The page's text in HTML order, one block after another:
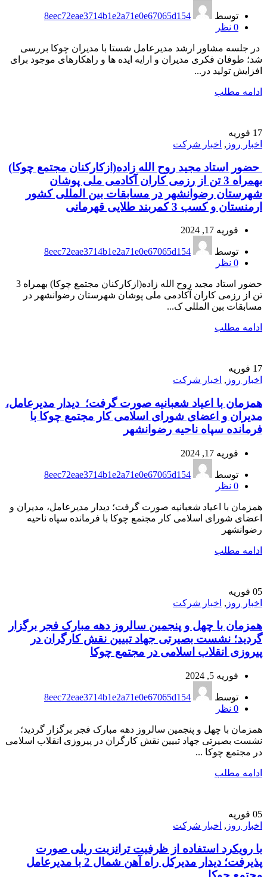
توسط
8eec72eae3714b1e2a71e0e67065d154
0 نظر
️ در جلسه مشاور ارشد مدیرعامل شستا با مدیران چوکا بررسی
شد؛ طوفان فکری مدیران و ارایه ایده ها و راهکارهای موجود برای
افزایش تولید در...
ادامه مطلب
17 فوریه
اخبار روز , اخبار شرکت
حضور استاد مجید روح الله زاده(ازکارکنان مجتمع چوکا)
بهمراه 3 تن از رزمی کاران آکادمی ملی پوشان
شهرستان رضوانشهر در مسابقات بین المللی کشور
ارمنستان و کسب 3 کمربند طلایی قهرمانی
فوریه 17, 2024
توسط
8eec72eae3714b1e2a71e0e67065d154
0 نظر
حضور استاد مجید روح الله زاده(ازکارکنان مجتمع چوکا) بهمراه 3
تن از رزمی کاران آکادمی ملی پوشان شهرستان رضوانشهر در
مسابقات بین المللی ک...
ادامه مطلب
17 فوریه
اخبار روز , اخبار شرکت
همزمان با اعیاد شعبانیه صورت گرفت؛ دیدار مدیرعامل،
مدیران و اعضای شورای اسلامی کار مجتمع چوکا با
فرمانده سپاه ناحیه رضوانشهر
فوریه 17, 2024
توسط
8eec72eae3714b1e2a71e0e67065d154
0 نظر
همزمان با اعیاد شعبانیه صورت گرفت؛ دیدار مدیرعامل، مدیران و
اعضای شورای اسلامی کار مجتمع چوکا با فرمانده سپاه ناحیه
رضوانشهر
ادامه مطلب
05 فوریه
اخبار روز , اخبار شرکت
همزمان با چهل و پنجمین سالروز دهه مبارک فجر برگزار
گردید؛ نشست بصیرتی جهاد تبیین نقش کارگران در
پیروزی انقلاب اسلامی در مجتمع چوکا
فوریه 5, 2024
توسط
8eec72eae3714b1e2a71e0e67065d154
0 نظر
همزمان با چهل و پنجمین سالروز دهه مبارک فجر برگزار گردید؛
نشست بصیرتی جهاد تبیین نقش کارگران در پیروزی انقلاب اسلامی
در مجتمع چوکا ...
ادامه مطلب
05 فوریه
اخبار روز , اخبار شرکت
با رویکرد استفاده از ظرفیت ترانزیت ریلی صورت
پذیرفت؛ دیدار مدیرکل راه آهن شمال 2 با مدیرعامل